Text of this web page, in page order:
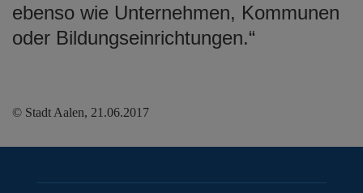
ebenso wie Unternehmen, Kommunen
oder Bildungseinrichtungen.“
© Stadt Aalen, 21.06.2017